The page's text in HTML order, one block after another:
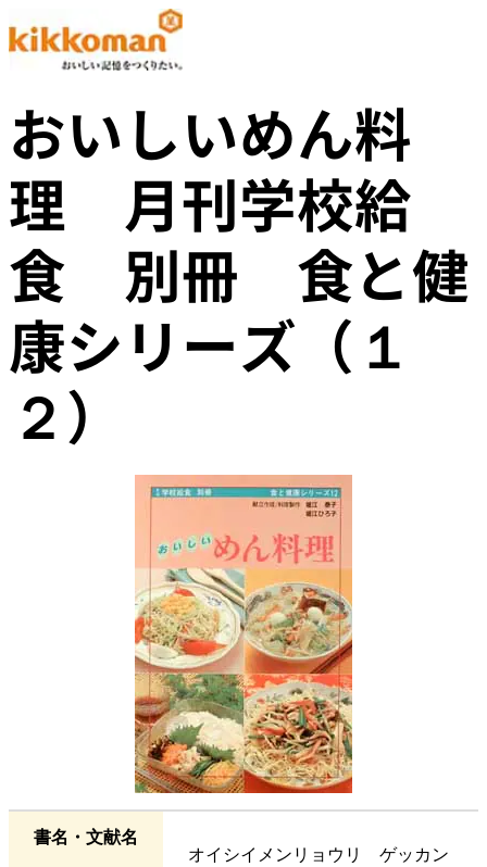
おいしいめん料
理 月刊学校給
食 別冊 食と健
康シリーズ（１
２）
書名・文献名
オイシイメンリョウリ ゲッカン